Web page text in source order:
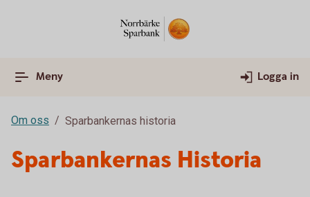
Meny Logga in
Om oss Sparbankernas historia
Sparbankernas Historia